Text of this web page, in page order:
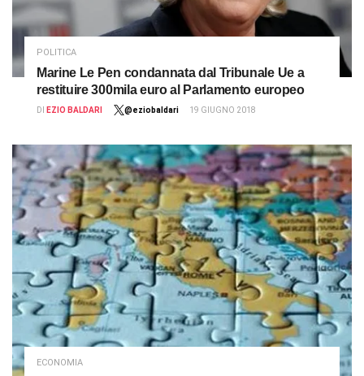
POLITICA
Marine Le Pen condannata dal Tribunale Ue a
restituire 300mila euro al Parlamento europeo
DI EZIO BALDARI @eziobaldari 19 GIUGNO 2018
ECONOMIA